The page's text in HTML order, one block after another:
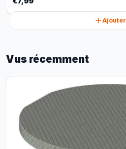
Ajouter
Vus récemment